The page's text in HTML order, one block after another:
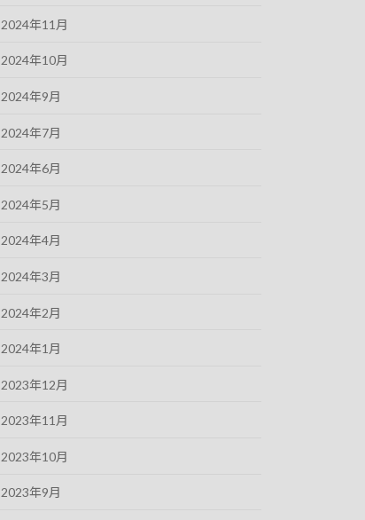
2024年11月
2024年10月
2024年9月
2024年7月
2024年6月
2024年5月
2024年4月
2024年3月
2024年2月
2024年1月
2023年12月
2023年11月
2023年10月
2023年9月